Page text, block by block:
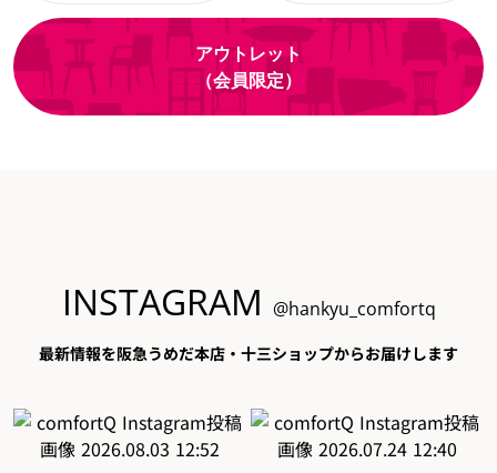
アウトレット
（会員限定）
INSTAGRAM @hankyu_comfortq
最新情報を阪急うめだ本店・十三ショップからお届けします